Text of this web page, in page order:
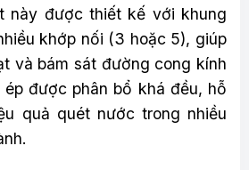
này được thiết kế với khung
khớp nối (3 hoặc 5), giúp
và bám sát đường cong kính
được phân bổ khá đều, hỗ
quả quét nước trong nhiều